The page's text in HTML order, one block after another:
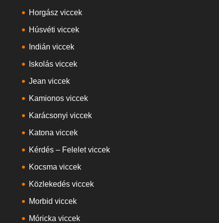
Horgász viccek
Húsvéti viccek
Indián viccek
Iskolás viccek
Jean viccek
Kamionos viccek
Karácsonyi viccek
Katona viccek
Kérdés – Felelet viccek
Kocsma viccek
Közlekedés viccek
Morbid viccek
Móricka viccek